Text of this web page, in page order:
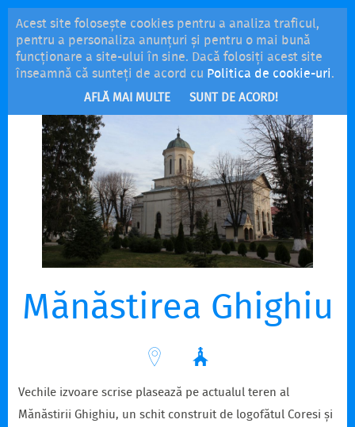
Acest site folosește cookies pentru a analiza traficul,
pentru a personaliza anunțuri și pentru o mai bună
funcționare a site-ului în sine. Dacă folosiți acest site
înseamnă că sunteți de acord cu Politica de cookie-uri.
AFLĂ MAI MULTE SUNT DE ACORD!
MENU
Mănăstirea Ghighiu
Vechile izvoare scrise plasează pe actualul teren al
Mănăstirii Ghighiu, un schit construit de logofătul Coresi și